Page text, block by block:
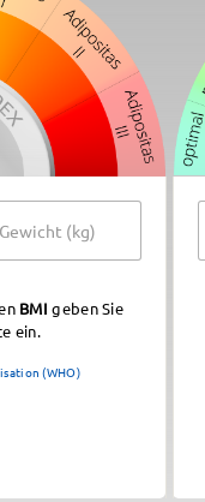
BMI geben Sie
ein.
(WHO)